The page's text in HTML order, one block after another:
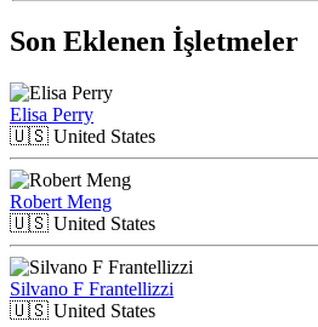
Son Eklenen İşletmeler
Elisa Perry
🇺🇸 United States
Robert Meng
🇺🇸 United States
Silvano F Frantellizzi
🇺🇸 United States